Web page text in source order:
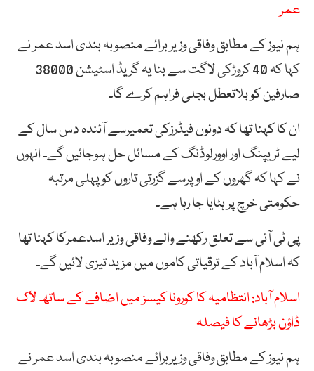
عمر
ہم نیوز کے مطابق وفاقی وزیر برائے منصوبہ بندی اسد عمر نے
کہا کہ 40 کروڑکی لاگت سے بنا یہ گریڈ اسٹیشن 38000
صارفین کو بلاتعطل بجلی فراہم کرے گا۔
ان کا کہنا تھا کہ دونوں فیڈرزکی تعمیرسے آئندہ دس سال کے
لیے ٹریپنگ اور اوورلوڈنگ کے مسائل حل ہوجائیں گے۔ انہوں
نے کہا کہ گھروں کے اوپرسے گزرتی تاروں کو پہلی مرتبہ
حکومتی خرچ پر ہٹایا جا رہا ہے۔
پی ٹی آئی سے تعلق رکھنے والے وفاقی وزیر اسدعمرکا کہنا تھا
کہ اسلام آباد کے ترقیاتی کاموں میں مزید تیزی لائیں گے۔
اسلام آباد: انتظامیہ کا کورونا کیسز میں اضافے کے ساتھ لاک
ڈاؤن بڑھانے کا فیصلہ
ہم نیوز کے مطابق وفاقی وزیربرائے منصوبہ بندی اسد عمر نے